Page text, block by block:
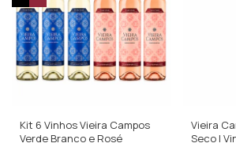
Kit 6 Vinhos Vieira Campos
Verde Branco e Rosé
Vieira
Seco |